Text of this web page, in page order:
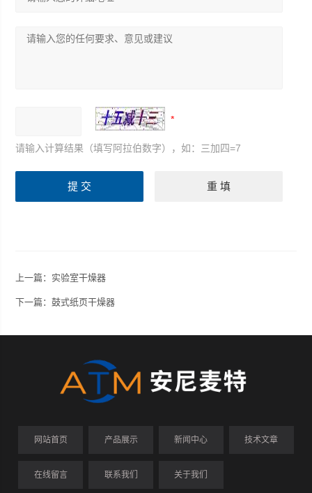
请输入计算结果（填写阿拉伯数字），如：三加四=7
上一篇： 实验室干燥器
下一篇：鼓式纸页干燥器
网站首页 产品展示 新闻中心 技术文章
在线留言 联系我们 关于我们